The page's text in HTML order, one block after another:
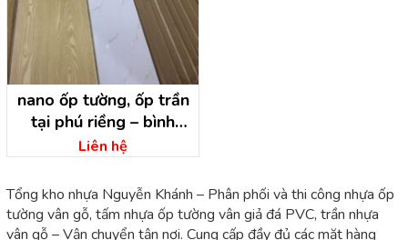
nano ốp tường, ốp trần
tại phú riềng – bình
phước
Liên hệ
Tổng kho nhựa Nguyễn Khánh – Phân phối và thi công nhựa ốp
tường vân gỗ, tấm nhựa ốp tường vân giả đá PVC, trần nhựa
vân gỗ – Vận chuyển tận nơi. Cung cấp đầy đủ các mặt hàng